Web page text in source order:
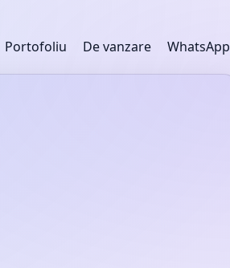
Portofoliu De vanzare WhatsApp